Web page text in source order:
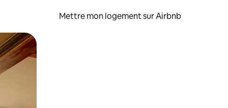
Mettre mon logement sur Airbnb